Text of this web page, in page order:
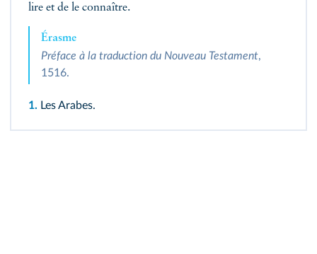
lire et de le connaître.
Érasme
Préface à la traduction du Nouveau Testament,
1516.
1. Les Arabes.